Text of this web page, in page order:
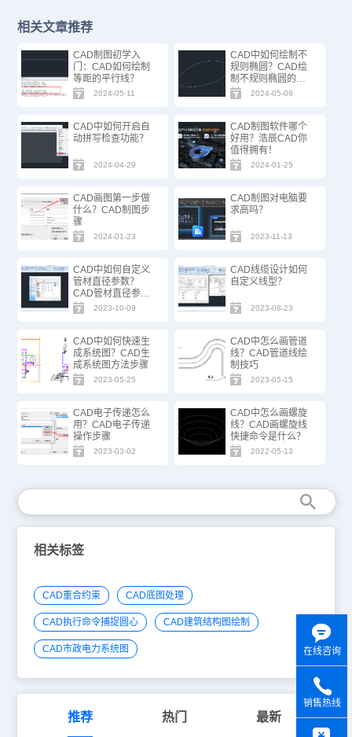
相关文章推荐
CAD制图初学入
门：CAD如何绘制
等距的平行线？
2024-05-11
CAD中如何绘制不
规则椭圆？CAD绘
制不规则椭圆的方
法步骤2024-05-09
CAD中如何开启自
动拼写检查功能？
2024-04-29
CAD制图软件哪个
好用？浩辰CAD你
值得拥有！
2024-01-25
CAD画图第一步做
什么？CAD制图步
骤
2024-01-23
CAD制图对电脑要
求高吗？
2023-11-13
CAD中如何自定义
管材直径参数？
CAD管材直径参数
自定义步骤
2023-10-09
CAD线缆设计如何
自定义线型？
2023-08-23
CAD中如何快速生
成系统图？CAD生
成系统图方法步骤
2023-05-25
CAD中怎么画管道
线？CAD管道线绘
制技巧
2023-05-15
CAD电子传递怎么
用？CAD电子传递
操作步骤
2023-03-02
CAD中怎么画螺旋
线？CAD画螺旋线
快捷命令是什么？
2022-05-13
相关标签
CAD重合约束 CAD底图处理
CAD执行命令捕捉圆心 CAD建筑结构图绘制
CAD市政电力系统图
推荐 热门 最新
在线咨询
销售热线